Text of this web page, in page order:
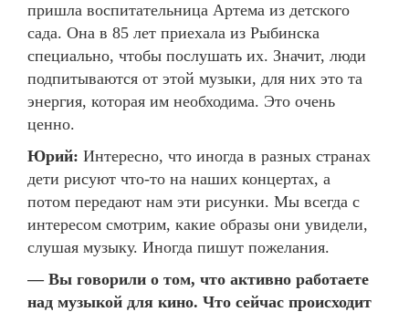
пришла воспитательница Артема из детского
сада. Она в 85 лет приехала из Рыбинска
специально, чтобы послушать их. Значит, люди
подпитываются от этой музыки, для них это та
энергия, которая им необходима. Это очень
ценно.
Юрий: Интересно, что иногда в разных странах
дети рисуют что-то на наших концертах, а
потом передают нам эти рисунки. Мы всегда с
интересом смотрим, какие образы они увидели,
слушая музыку. Иногда пишут пожелания.
— Вы говорили о том, что активно работаете
над музыкой для кино. Что сейчас происходит